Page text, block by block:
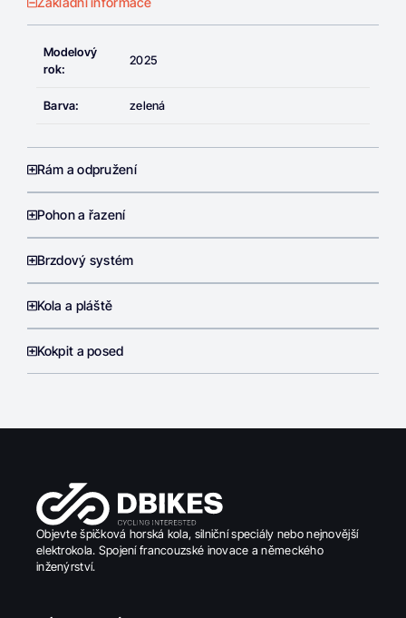
Modelový
rok:
2025
Barva: zelená
Rám a odpružení
Pohon a řazení
Brzdový systém
Kola a pláště
Kokpit a posed
Objevte špičková horská kola, silniční speciály nebo nejnovější
elektrokola. Spojení francouzské inovace a německého
inženýrství.